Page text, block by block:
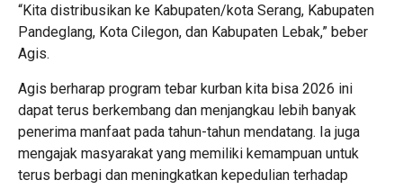
“Kita distribusikan ke Kabupaten/kota Serang, Kabupaten
Pandeglang, Kota Cilegon, dan Kabupaten Lebak,” beber
Agis.
Agis berharap program tebar kurban kita bisa 2026 ini
dapat terus berkembang dan menjangkau lebih banyak
penerima manfaat pada tahun-tahun mendatang. Ia juga
mengajak masyarakat yang memiliki kemampuan untuk
terus berbagi dan meningkatkan kepedulian terhadap